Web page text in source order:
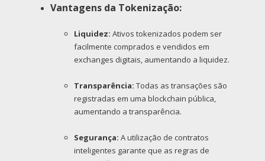
Vantagens da Tokenização:
Liquidez: Ativos tokenizados podem ser
facilmente comprados e vendidos em
exchanges digitais, aumentando a liquidez.
Transparência: Todas as transações são
registradas em uma blockchain pública,
aumentando a transparência.
Segurança: A utilização de contratos
inteligentes garante que as regras de